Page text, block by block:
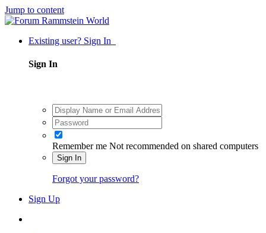
Jump to content
Existing user? Sign In
Sign In
Remember me Not recommended on shared computers
Sign In
Forgot your password?
Sign Up